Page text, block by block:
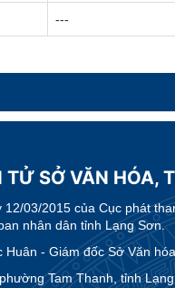
---
SỞ VĂN HÓA,
03/2015 của Cục phát
nhân dân tỉnh Lạng Sơn.
Huân - Giám đốc Sở Văn
Tam Thanh, tỉnh